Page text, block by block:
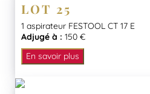
LOT 25
1 aspirateur FESTOOL CT 17 E
Adjugé à : 150 €
En savoir plus